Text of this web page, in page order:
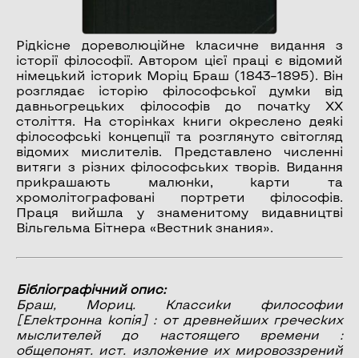
Рідкісне дореволюційне класичне видання з
історії філософії. Автором цієї праці є відомий
німецький історик Моріц Браш (1843–1895). Він
розглядає історію філософської думки від
давньогрецьких філософів до початку XX
століття. На сторінках книги окреслено деякі
філософські концепції та розглянуто світогляд
відомих мислителів. Представлено численні
витяги з різних філософських творів. Видання
прикрашають малюнки, карти та
хромолітографовані портрети філософів.
Праця вийшла у знаменитому видавництві
Вільгельма Бітнера «Вестник знания».
Бібліографічний опис:
Браш, Мориц.
Классики философии
[Електронна копія] : от древнейших греческих
мыслителей до настоящего времени :
общепонят. ист. изложение их мировоззрений